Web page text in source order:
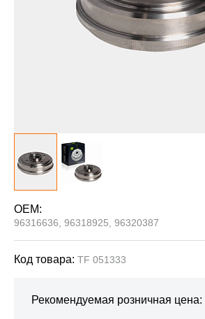
OEM:
96316636, 96318925, 96320387
Код товара: TF 051333
Рекомендуемая розничная цена: